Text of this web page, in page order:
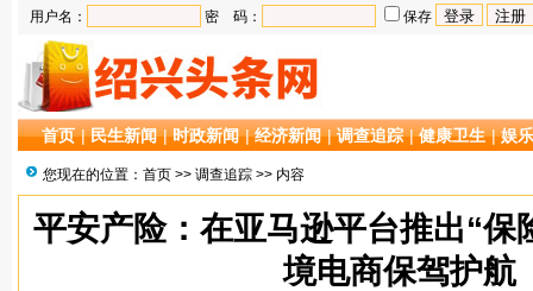
用户名： 密 码： 保存
首页 |民生新闻 |时政新闻 |经济新闻 |调查追踪 |健康卫生 |娱
您现在的位置： 首页 >> 调查追踪 >> 内容
平安产险：在亚马逊平台推出“保
境电商保驾护航